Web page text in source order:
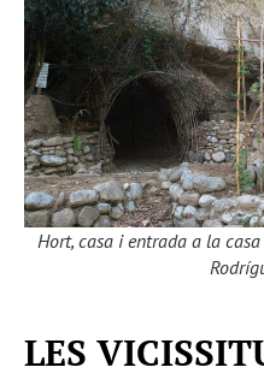
Hort, casa i entrada a la
LES